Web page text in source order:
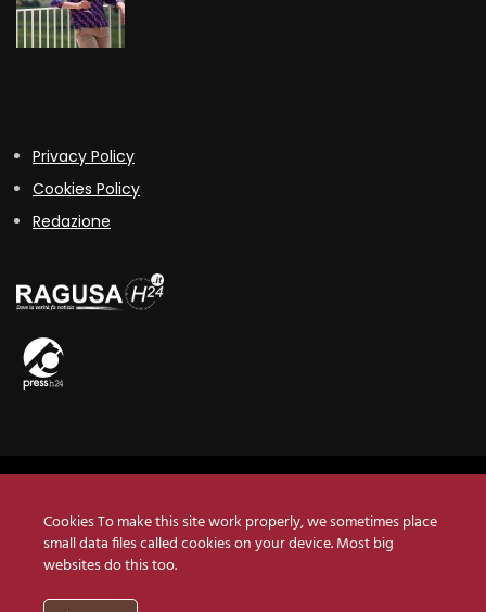
Privacy Policy
Cookies Policy
Redazione
Ragusa n°1/2019
Press h24 srls • Via Felicia Schininà, 42 - 97100 Ragusa
Cookies To make this site work properly, we sometimes place
small data files called cookies on your device. Most big
websites do this too.